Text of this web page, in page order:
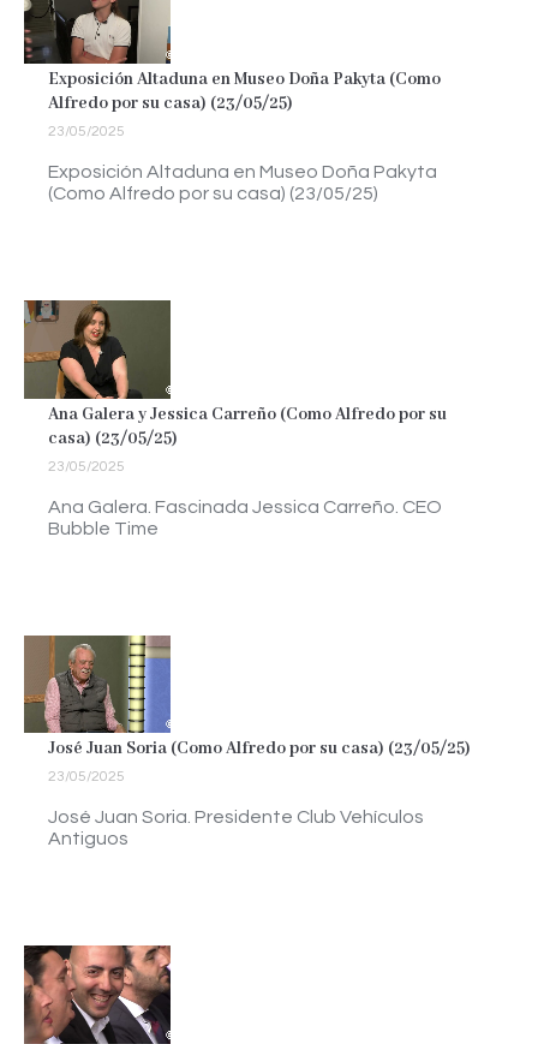
Exposición Altaduna en Museo Doña Pakyta (Como
Alfredo por su casa) (23/05/25)
23/05/2025
Exposición Altaduna en Museo Doña Pakyta
(Como Alfredo por su casa) (23/05/25)
Ana Galera y Jessica Carreño (Como Alfredo por su
casa) (23/05/25)
23/05/2025
Ana Galera. Fascinada Jessica Carreño. CEO
Bubble Time
José Juan Soria (Como Alfredo por su casa) (23/05/25)
23/05/2025
José Juan Soria. Presidente Club Vehículos
Antiguos